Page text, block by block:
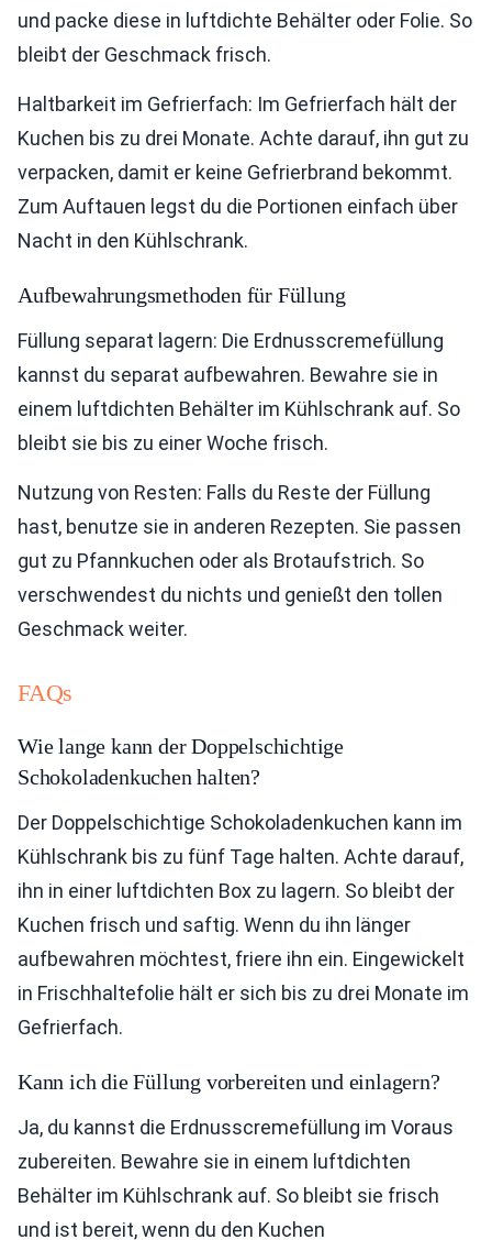
und packe diese in luftdichte Behälter oder Folie. So
bleibt der Geschmack frisch.
Haltbarkeit im Gefrierfach: Im Gefrierfach hält der
Kuchen bis zu drei Monate. Achte darauf, ihn gut zu
verpacken, damit er keine Gefrierbrand bekommt.
Zum Auftauen legst du die Portionen einfach über
Nacht in den Kühlschrank.
Aufbewahrungsmethoden für Füllung
Füllung separat lagern: Die Erdnusscremefüllung
kannst du separat aufbewahren. Bewahre sie in
einem luftdichten Behälter im Kühlschrank auf. So
bleibt sie bis zu einer Woche frisch.
Nutzung von Resten: Falls du Reste der Füllung
hast, benutze sie in anderen Rezepten. Sie passen
gut zu Pfannkuchen oder als Brotaufstrich. So
verschwendest du nichts und genießt den tollen
Geschmack weiter.
FAQs
Wie lange kann der Doppelschichtige
Schokoladenkuchen halten?
Der Doppelschichtige Schokoladenkuchen kann im
Kühlschrank bis zu fünf Tage halten. Achte darauf,
ihn in einer luftdichten Box zu lagern. So bleibt der
Kuchen frisch und saftig. Wenn du ihn länger
aufbewahren möchtest, friere ihn ein. Eingewickelt
in Frischhaltefolie hält er sich bis zu drei Monate im
Gefrierfach.
Kann ich die Füllung vorbereiten und einlagern?
Ja, du kannst die Erdnusscremefüllung im Voraus
zubereiten. Bewahre sie in einem luftdichten
Behälter im Kühlschrank auf. So bleibt sie frisch
und ist bereit, wenn du den Kuchen